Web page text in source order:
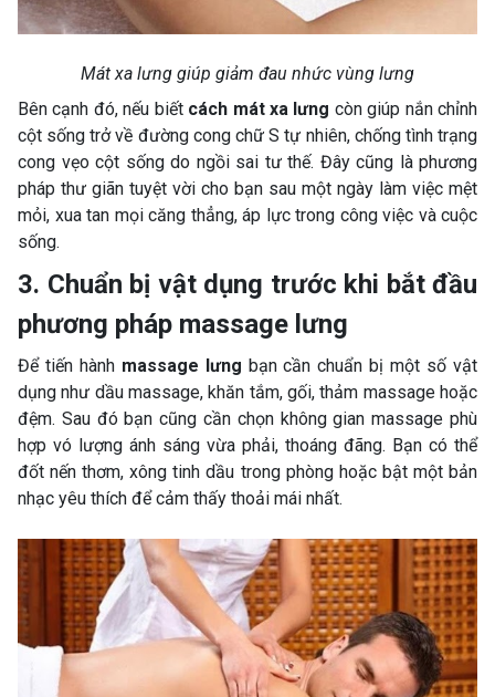
Mát xa lưng giúp giảm đau nhức vùng lưng
Bên cạnh đó, nếu biết cách mát xa lưng còn giúp nắn chỉnh
cột sống trở về đường cong chữ S tự nhiên, chống tình trạng
cong vẹo cột sống do ngồi sai tư thế. Đây cũng là phương
pháp thư giãn tuyệt vời cho bạn sau một ngày làm việc mệt
mỏi, xua tan mọi căng thẳng, áp lực trong công việc và cuộc
sống.
3. Chuẩn bị vật dụng trước khi bắt đầu
phương pháp massage lưng
Để tiến hành massage lưng bạn cần chuẩn bị một số vật
dụng như dầu massage, khăn tắm, gối, thảm massage hoặc
đệm. Sau đó bạn cũng cần chọn không gian massage phù
hợp vó lượng ánh sáng vừa phải, thoáng đãng. Bạn có thể
đốt nến thơm, xông tinh dầu trong phòng hoặc bật một bản
nhạc yêu thích để cảm thấy thoải mái nhất.